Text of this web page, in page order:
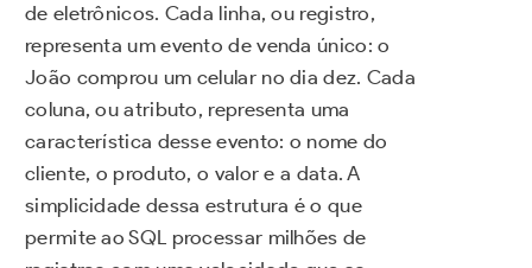
de eletrônicos. Cada linha, ou registro,
representa um evento de venda único: o
João comprou um celular no dia dez. Cada
coluna, ou atributo, representa uma
característica desse evento: o nome do
cliente, o produto, o valor e a data. A
simplicidade dessa estrutura é o que
permite ao SQL processar milhões de